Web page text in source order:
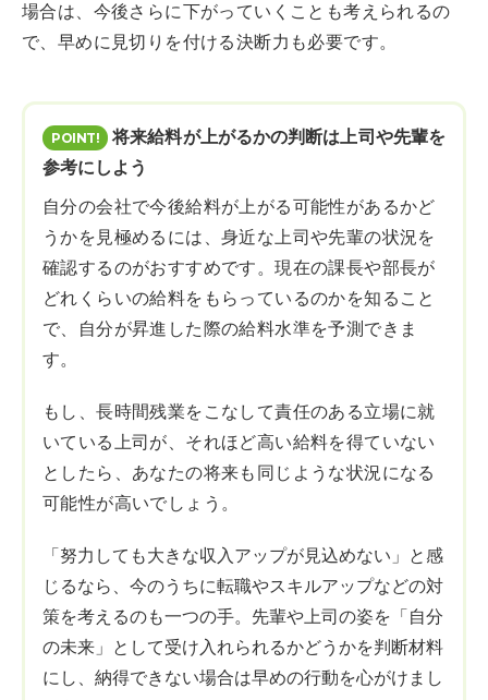
場合は、今後さらに下がっていくことも考えられるの
で、早めに見切りを付ける決断力も必要です。
将来給料が上がるかの判断は上司や先輩を
参考にしよう
自分の会社で今後給料が上がる可能性があるかど
うかを見極めるには、身近な上司や先輩の状況を
確認するのがおすすめです。現在の課長や部長が
どれくらいの給料をもらっているのかを知ること
で、自分が昇進した際の給料水準を予測できま
す。
もし、長時間残業をこなして責任のある立場に就
いている上司が、それほど高い給料を得ていない
としたら、あなたの将来も同じような状況になる
可能性が高いでしょう。
「努力しても大きな収入アップが見込めない」と感
じるなら、今のうちに転職やスキルアップなどの対
策を考えるのも一つの手。先輩や上司の姿を「自分
の未来」として受け入れられるかどうかを判断材料
にし、納得できない場合は早めの行動を心がけまし